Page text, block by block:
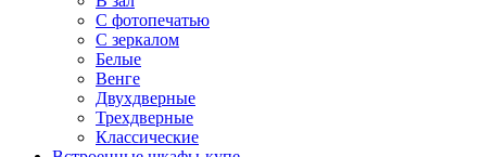
С фотопечатью
С зеркалом
Белые
Венге
Двухдверные
Трехдверные
Классические